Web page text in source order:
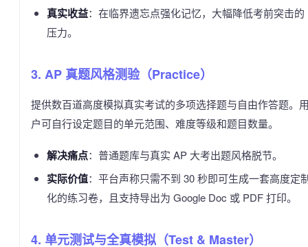
真实收益：在临界遗忘点强化记忆，大幅降低考前突击的
压力。
3. AP 真题风格测验（Practice）
提供数百道高度模拟真实考试的多项选择题与自由作答题。
户可自行设定题目的单元范围、难度等级和题目数量。
解决痛点：普通题库与真实 AP 大考出题风格脱节。
实际价值：平台声称只需不到 30 秒即可生成一套高度定
化的练习卷，且支持导出为 Google Doc 或 PDF 打印。
4. 单元测试与全真模拟（Test & Master）